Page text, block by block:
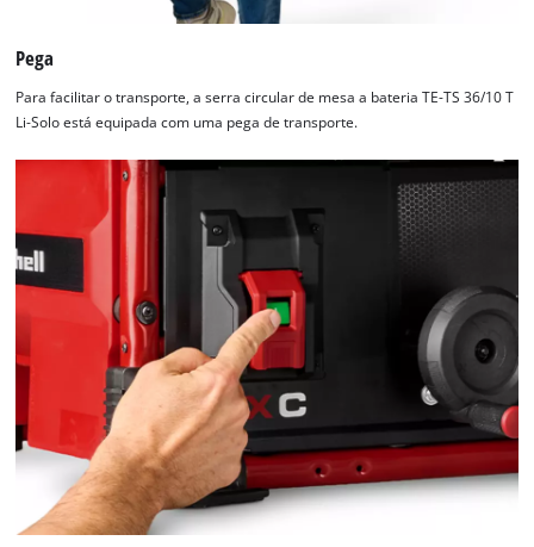
Pega
Para facilitar o transporte, a serra circular de mesa a bateria TE-TS 36/10 T
Li-Solo está equipada com uma pega de transporte.